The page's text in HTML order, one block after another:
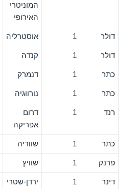
המוניטרי
האירופי
דולר 1 אוסטרליה
דולר 1 קנדה
כתר 1 דנמרק
כתר 1 נורווגיה
רנד 1
דרום
אפריקה
כתר 1 שוודיה
פרנק 1 שוויץ
דינר 1
ירדן-שטרי